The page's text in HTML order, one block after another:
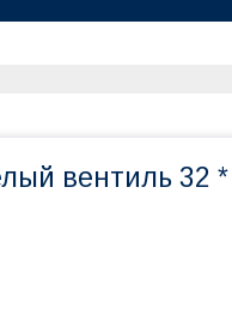
вентиль 32 *